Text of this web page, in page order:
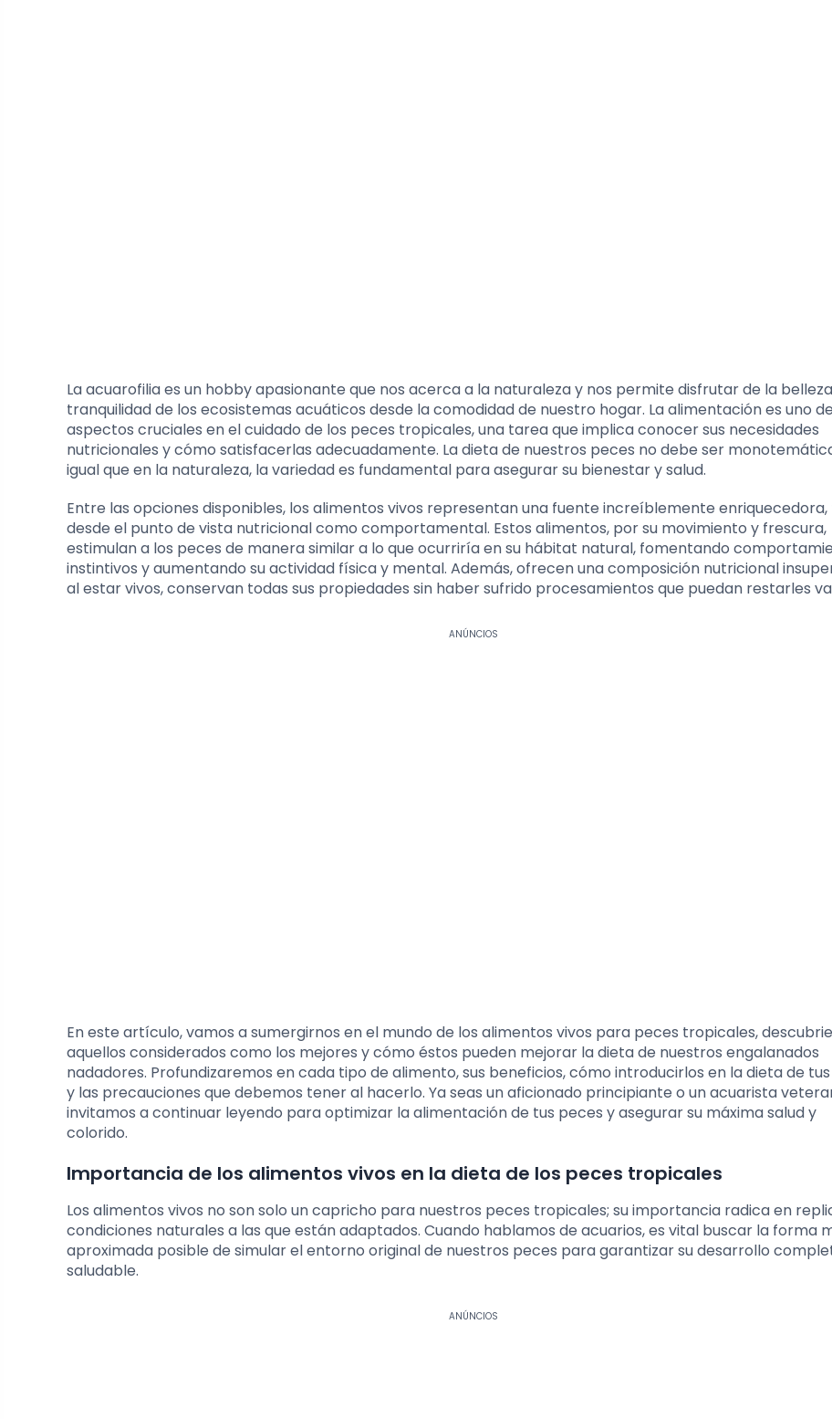
La acuarofilia es un hobby apasionante que nos acerca a la naturaleza y nos permite disfrutar de la
tranquilidad de los ecosistemas acuáticos desde la comodidad de nuestro hogar. La alimentación es uno
aspectos cruciales en el cuidado de los peces tropicales, una tarea que implica conocer sus necesidades
nutricionales y cómo satisfacerlas adecuadamente. La dieta de nuestros peces no debe ser
igual que en la naturaleza, la variedad es fundamental para asegurar su bienestar y salud.
Entre las opciones disponibles, los alimentos vivos representan una fuente increíblemente
desde el punto de vista nutricional como comportamental. Estos alimentos, por su movimiento y frescura,
estimulan a los peces de manera similar a lo que ocurriría en su hábitat natural, fomentando
instintivos y aumentando su actividad física y mental. Además, ofrecen una composición nutricional
al estar vivos, conservan todas sus propiedades sin haber sufrido procesamientos que puedan restarles
ANÚNCIOS
En este artículo, vamos a sumergirnos en el mundo de los alimentos vivos para peces tropicales,
aquellos considerados como los mejores y cómo éstos pueden mejorar la dieta de nuestros engalanados
nadadores. Profundizaremos en cada tipo de alimento, sus beneficios, cómo introducirlos en la dieta de
y las precauciones que debemos tener al hacerlo. Ya seas un aficionado principiante o un acuarista
invitamos a continuar leyendo para optimizar la alimentación de tus peces y asegurar su máxima salud y
colorido.
Importancia de los alimentos vivos en la dieta de los peces tropicales
Los alimentos vivos no son solo un capricho para nuestros peces tropicales; su importancia radica en
condiciones naturales a las que están adaptados. Cuando hablamos de acuarios, es vital buscar la forma
aproximada posible de simular el entorno original de nuestros peces para garantizar su desarrollo
saludable.
ANÚNCIOS